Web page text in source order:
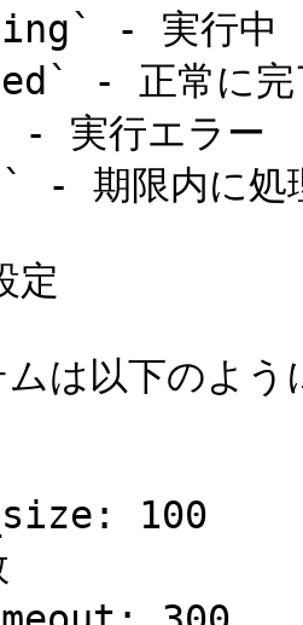
- 実行中
- 正常に完
行エラー
期限内に処理
定
は以下のよ
100